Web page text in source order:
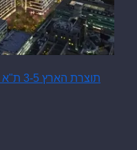
תוצרת הארץ 3-5 ת"א איסט אנד תל אביב